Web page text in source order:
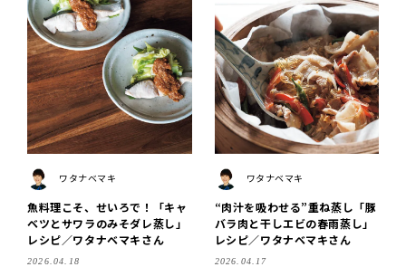
ワタナベマキ
魚料理こそ、せいろで！「キャ
ベツとサワラのみそダレ蒸し」
レシピ／ワタナベマキさん
2026.04.18
ワタナベマキ
“肉汁を吸わせる”重ね蒸し「豚
バラ肉と干しエビの春雨蒸し」
レシピ／ワタナベマキさん
2026.04.17